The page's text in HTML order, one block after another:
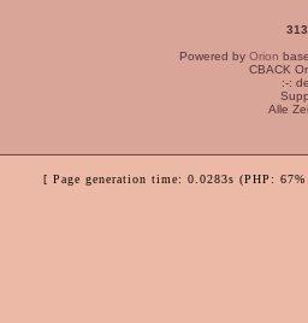
Powered by Orion
CBACK
:-:
Alle
[ Page generation time: 0.0283s (PHP: